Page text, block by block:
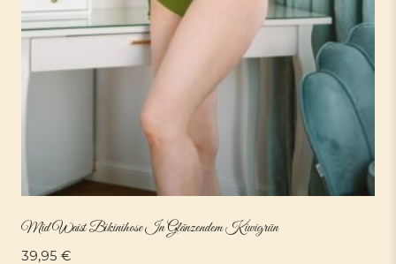
Mid Waist Bikinihose In Glänzendem Kiwigrün
39,95 €